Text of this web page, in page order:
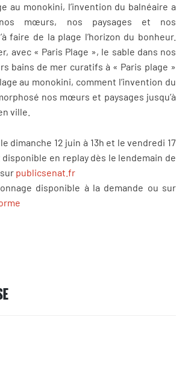
au monokini, l’invention du balnéaire a
nos mœurs, nos paysages et nos
faire de la plage l’horizon du bonheur.
avec « Paris Plage », le sable dans nos
bains de mer curatifs à « Paris plage »
au monokini, comment l’invention du
nos mœurs et paysages jusqu’à
ville.
dimanche 12 juin à 13h et le vendredi 17
disponible en replay dès le lendemain de
publicsenat.fr
disponible à la demande ou sur